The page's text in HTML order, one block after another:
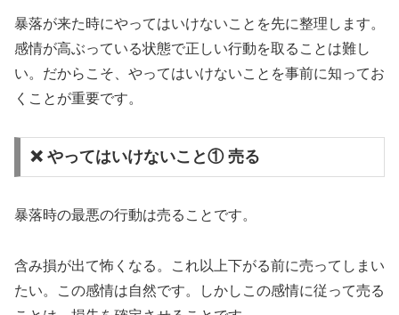
暴落が来た時にやってはいけないことを先に整理します。
感情が高ぶっている状態で正しい行動を取ることは難し
い。だからこそ、やってはいけないことを事前に知ってお
くことが重要です。
❌ やってはいけないこと① 売る
暴落時の最悪の行動は売ることです。
含み損が出て怖くなる。これ以上下がる前に売ってしまい
たい。この感情は自然です。しかしこの感情に従って売る